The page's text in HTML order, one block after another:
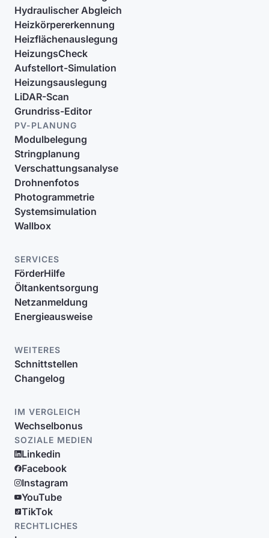
Hydraulischer Abgleich
Heizkörpererkennung
Heizflächenauslegung
HeizungsCheck
Aufstellort-Simulation
Heizungsauslegung
LiDAR-Scan
Grundriss-Editor
PV-PLANUNG
Modulbelegung
Stringplanung
Verschattungsanalyse
Drohnenfotos
Photogrammetrie
Systemsimulation
Wallbox
SERVICES
FörderHilfe
Öltankentsorgung
Netzanmeldung
Energieausweise
WEITERES
Schnittstellen
Changelog
IM VERGLEICH
Wechselbonus
SOZIALE MEDIEN
Linkedin
Facebook
Instagram
YouTube
TikTok
RECHTLICHES